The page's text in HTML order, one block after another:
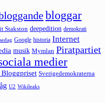
bloggar
Stakston deepedition demokrati
Google historia Internet
musik Mymlan Piratpartiet
medier
Bloggpriset Sverigedemokraterna
U2 Wikileaks